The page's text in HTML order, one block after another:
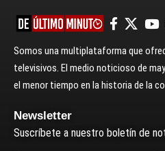
Somos una multiplataforma que
televisivos. El medio noticioso de
el menor tiempo en la historia de la
Newsletter
Suscríbete a nuestro boletín de